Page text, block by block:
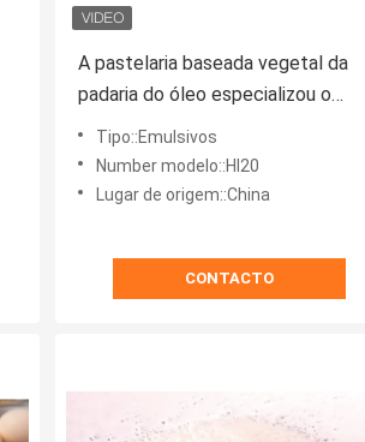
A pastelaria baseada vegetal da
padaria do óleo especializou o
Monostearate HI20 do glicerol dos
emulsivos
Tipo::Emulsivos
Number modelo::HI20
Lugar de origem::China
CONTACTO